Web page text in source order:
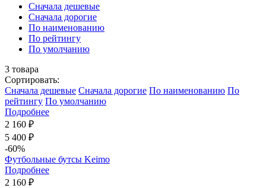
Cначала дешевые
Cначала дорогие
По наименованию
По рейтингу
По умолчанию
3 товара
Сортировать:
Cначала дешевые Cначала дорогие По наименованию По
рейтингу По умолчанию
Подробнее
2 160 ₽
5 400 ₽
-60%
Футбольные бутсы Keimo
Подробнее
2 160 ₽